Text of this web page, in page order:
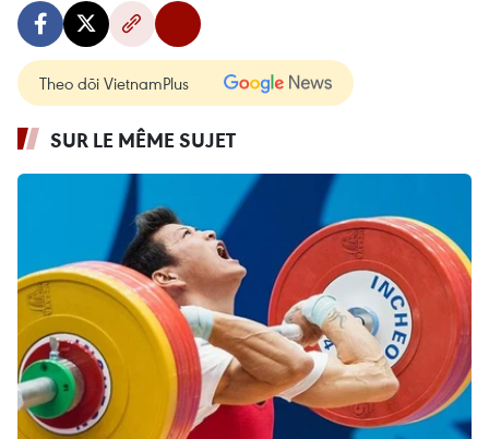
Theo dõi VietnamPlus
SUR LE MÊME SUJET